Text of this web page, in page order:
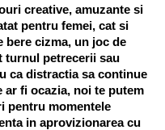
creative, amuzante si
pentru femei, cat si
bere cizma, un joc de
turnul petrecerii sau
ca distractia sa continue
ar fi ocazia, noi te putem
pentru momentele
in aprovizionarea cu